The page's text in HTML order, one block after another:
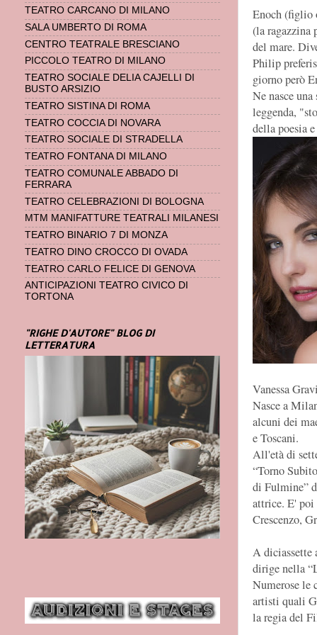
Enoch (figlio
(la
del mare.
Philip
giorno però
Ne nasce
leggenda,
della poesia
Vanessa
Nasce a
alcuni dei
e Toscani.
All'età di
“Torno
di Fulmine”
attrice. E'
Crescenzo,
A diciassette
dirige nella
Numerose le
artisti quali
la regia del
TEATRO CARCANO DI MILANO
SALA UMBERTO DI ROMA
CENTRO TEATRALE BRESCIANO
PICCOLO TEATRO DI MILANO
TEATRO SOCIALE DELIA CAJELLI DI
BUSTO ARSIZIO
TEATRO SISTINA DI ROMA
TEATRO COCCIA DI NOVARA
TEATRO SOCIALE DI STRADELLA
TEATRO FONTANA DI MILANO
TEATRO COMUNALE ABBADO DI
FERRARA
TEATRO CELEBRAZIONI DI BOLOGNA
MTM MANIFATTURE TEATRALI MILANESI
TEATRO BINARIO 7 DI MONZA
TEATRO DINO CROCCO DI OVADA
TEATRO CARLO FELICE DI GENOVA
ANTICIPAZIONI TEATRO CIVICO DI
TORTONA
"RIGHE D'AUTORE" BLOG DI
LETTERATURA